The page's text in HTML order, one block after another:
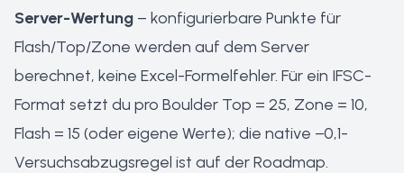
Server-Wertung – konfigurierbare Punkte für
Flash/Top/Zone werden auf dem Server
berechnet, keine Excel-Formelfehler. Für ein IFSC-
Format setzt du pro Boulder Top = 25, Zone = 10,
Flash = 15 (oder eigene Werte); die native −0,1-
Versuchsabzugsregel ist auf der Roadmap.